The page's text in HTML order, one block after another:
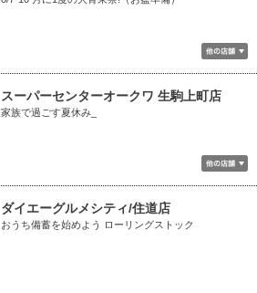
スーパーセンターオークワ 生駒上町店
家族で過ごす夏休み_
ダイエーグルメシティ/住道店
おうち備蓄を始めよう ローリングストック